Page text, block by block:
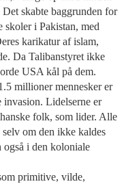
skabte baggrunden for
skoler i Pakistan, med
karikatur af islam,
Da Talibanstyret ikke
USA kål på dem.
millioner mennesker er
Lidelserne er
folk, som lider. Alle
om den ikke kaldes
i den koloniale
primitive, vilde,